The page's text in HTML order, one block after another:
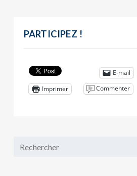
PARTICIPEZ !
E-mail
Imprimer
Commenter